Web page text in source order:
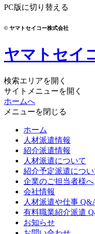
PC版に切り替える
© ヤマトセイコー株式会社
ヤマトセイ
検索エリアを開く
サイトメニューを開く
ホームへ
メニューを閉じる
ホーム
人材派遣情報
紹介派遣情報
人材派遣について
紹介予定派遣につい
企業のご担当者様へ
会社情報
人材派遣や仕事
有料職業紹介派遣
お知らせ